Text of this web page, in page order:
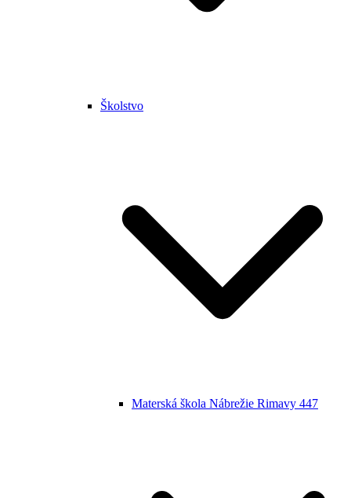
Školstvo
Materská škola Nábrežie Rimavy 447